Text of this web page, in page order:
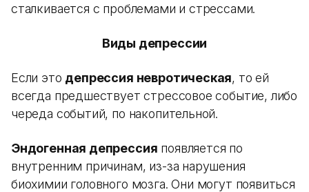
сталкивается с проблемами и стрессами.
Виды депрессии
Если это депрессия невротическая, то ей
всегда предшествует стрессовое событие, либо
череда событий, по накопительной.
Эндогенная депрессия появляется по
внутренним причинам, из-за нарушения
биохимии головного мозга. Они могут появиться